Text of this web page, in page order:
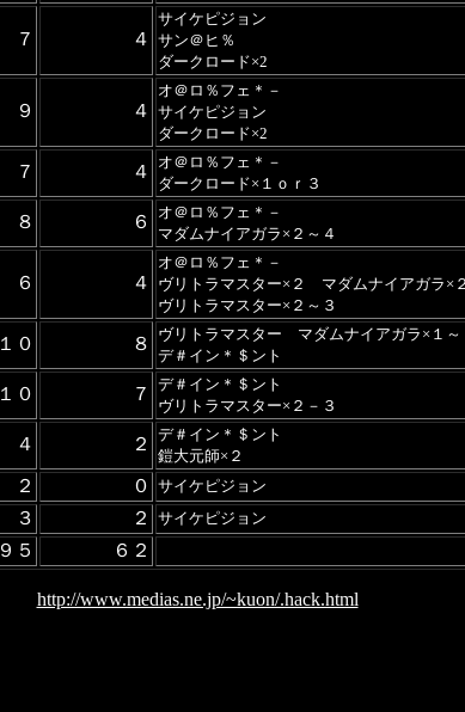
７ ４
サイケピジョン
サン＠ヒ％
ダークロード×2
９ ４
オ＠ロ％フェ＊－
サイケピジョン
ダークロード×2
７ ４
オ＠ロ％フェ＊－
ダークロード×１ｏｒ３
８ ６
オ＠ロ％フェ＊－
マダムナイアガラ×２～４
６ ４
オ＠ロ％フェ＊－
ヴリトラマスター×２ マダムナイアガラ×
ヴリトラマスター×２～３
１０ ８
ヴリトラマスター マダムナイアガラ×１～
デ＃イン＊＄ント
１０ ７
デ＃イン＊＄ント
ヴリトラマスター×２－３
４ ２
デ＃イン＊＄ント
鎧大元師×２
２ ０ サイケピジョン
３ ２ サイケピジョン
９５ ６２
http://www.medias.ne.jp/~kuon/.hack.html